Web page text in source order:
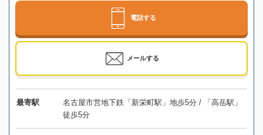
電話する
メールする
最寄駅
名古屋市営地下鉄「新栄町駅」地歩5分 / 「高岳駅」
徒歩5分